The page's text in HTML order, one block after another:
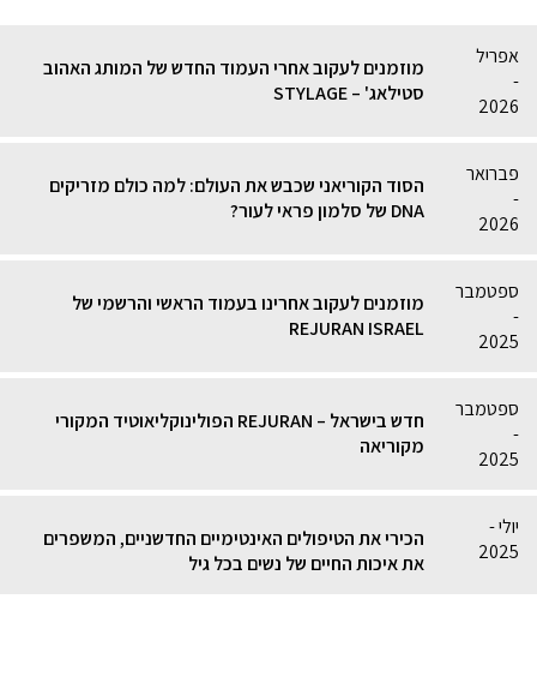
אפריל
-
2026
מוזמנים לעקוב אחרי העמוד החדש של המותג האהוב
סטילאג' – STYLAGE
פברואר
-
2026
הסוד הקוריאני שכבש את העולם: למה כולם מזריקים
DNA של סלמון פראי לעור?
ספטמבר
-
2025
מוזמנים לעקוב אחרינו בעמוד הראשי והרשמי של
REJURAN ISRAEL
ספטמבר
-
2025
חדש בישראל – REJURAN הפולינוקליאוטיד המקורי
מקוריאה
יולי -
2025
הכירי את הטיפולים האינטימיים החדשניים, המשפרים
את איכות החיים של נשים בכל גיל